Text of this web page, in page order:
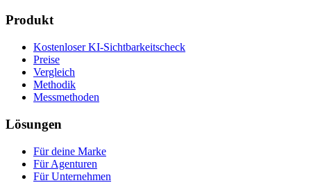
Produkt
Kostenloser KI-Sichtbarkeitscheck
Preise
Vergleich
Methodik
Messmethoden
Lösungen
Für deine Marke
Für Agenturen
Für Unternehmen